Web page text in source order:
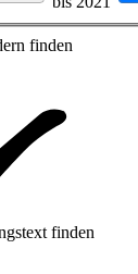
finden
finden